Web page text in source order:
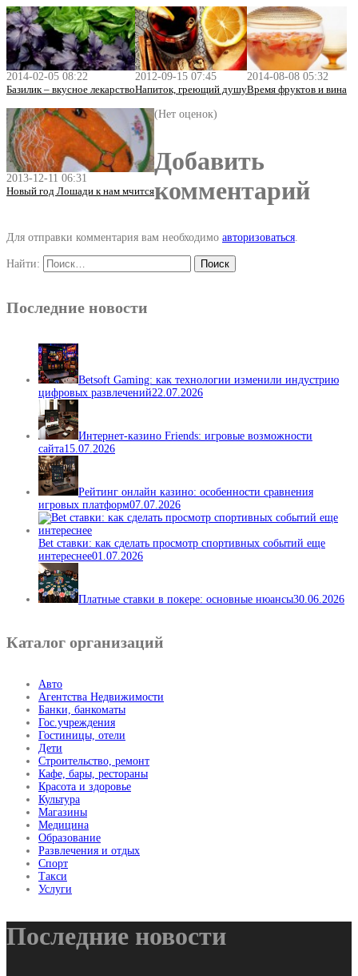
2014-02-05 08:22
Базилик – вкусное лекарство
2012-09-15 07:45
Напиток, греющий душу
2014-08-08 05:32
Время фруктов и вина
2013-12-11 06:31
Новый год Лошади к нам мчится
(Нет оценок)
Добавить
комментарий
Для отправки комментария вам необходимо авторизоваться
Найти:
Последние новости
Betsoft Gaming: как технологии изменили индустрию
цифровых развлечений22.07.2026
Интернет-казино Friends: игровые возможности
сайта15.07.2026
Рейтинг онлайн казино: особенности сравнения
игровых платформ07.07.2026
Bet ставки: как сделать просмотр спортивных событий еще
интереснее01.07.2026
Платные ставки в покере: основные нюансы30.06.2026
Каталог организаций
Авто
Агентства Недвижимости
Банки, банкоматы
Гос.учреждения
Гостиницы, отели
Дети
Строительство, ремонт
Кафе, бары, рестораны
Красота и здоровье
Культура
Магазины
Медицина
Образование
Развлечения и отдых
Спорт
Такси
Услуги
Последние новости